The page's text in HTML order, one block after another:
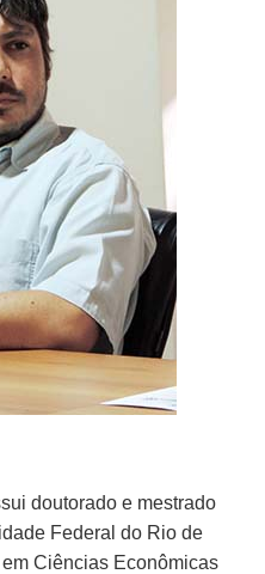
doutorado e mestrado
Federal do Rio de
Ciências Econômicas